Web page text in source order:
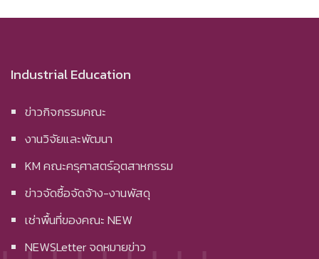
Industrial Education
ข่าวกิจกรรมคณะ
งานวิจัยและพัฒนา
KM คณะครุศาสตร์อุตสาหกรรม
ข่าวจัดซื้อจัดจ้าง-งานพัสดุ
เช่าพื้นที่ของคณะ NEW
NEWSLetter จดหมายข่าว